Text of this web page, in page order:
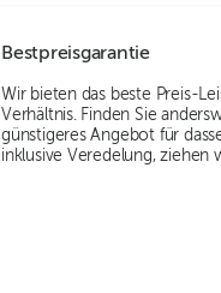
Bestpreisgarantie
Wir bieten das beste Preis-
Verhältnis. Finden Sie
günstigeres Angebot für
inklusive Veredelung, ziehen